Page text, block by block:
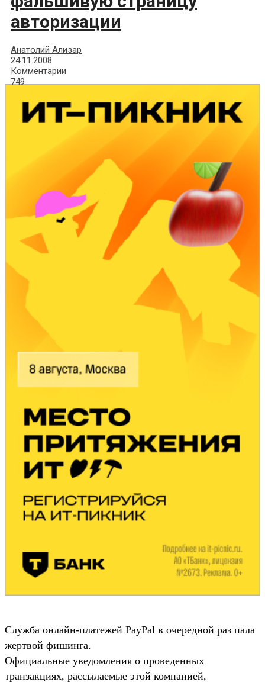
авторизации
Анатолий Ализар
24.11.2008
Комментарии
749
Служба онлайн-платежей PayPal в очередной раз пала
жертвой фишинга.
Официальные уведомления о проведенных
транзакциях, рассылаемые этой компанией,